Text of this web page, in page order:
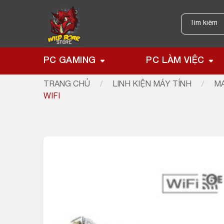
Tìm
kiếm:
PC GAMING PC LÀM VIỆC
TRANG CHỦ / LINH KIỆN MÁY TÍNH /
WIFI